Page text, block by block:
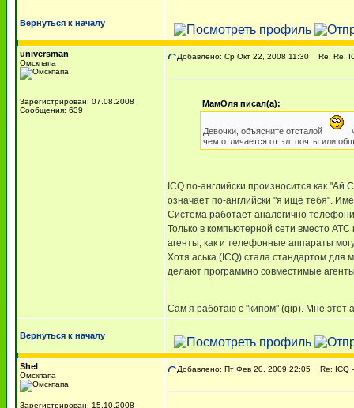
Вернуться к началу
universman
Омскпапа
Зарегистрирован: 07.08.2008
Сообщения: 639
Добавлено: Ср Окт 22, 2008 11:30 Re: Re:
МамОля писал(а):
Девочки, объясните отсталой
,
чем отличается от эл. почты или
ICQ по-английски произносится как
означает по-английски "я ищё тебя".
Система работает аналогично
Только в компьютерной сети вместо
агенты, как и телефонные аппараты
Хотя аська (ICQ) стала стандартом для
делают программно совместимые
Сам я работаю с "кипом" (qip). Мне этот
Вернуться к началу
Shel
Омскпапа
Зарегистрирован: 15.10.2008
Добавлено: Пт Фев 20, 2009 22:05 Re: ICQ -